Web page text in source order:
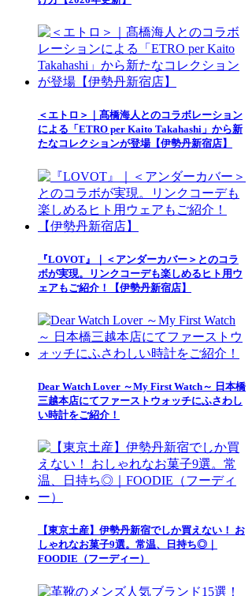
＜エトロ＞｜髙橋海人とのコラボレーション
による「ETRO per Kaito Takahashi」から新
たなコレクションが登場【伊勢丹新宿店】
『LOVOT』｜＜アンダーカバー＞とのコラ
ボが実現。リンクコーデも楽しめるヒト用ウ
ェアもご紹介！【伊勢丹新宿店】
Dear Watch Lover ～My First Watch～ 日本橋
三越本店にてファーストウォッチにふさわし
い時計をご紹介！
【東京土産】伊勢丹新宿でしか買えない！ お
しゃれなお菓子9選。常温、日持ち◎｜
FOODIE（フーディー）